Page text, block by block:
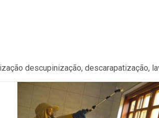
descupinização, descarapatização,